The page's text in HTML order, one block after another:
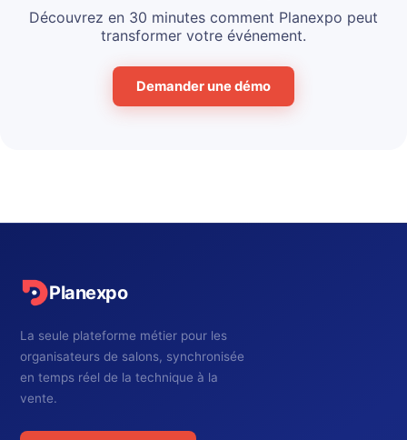
Découvrez en 30 minutes comment Planexpo peut
transformer votre événement.
Demander une démo
Planexpo
La seule plateforme métier pour les
organisateurs de salons, synchronisée
en temps réel de la technique à la
vente.